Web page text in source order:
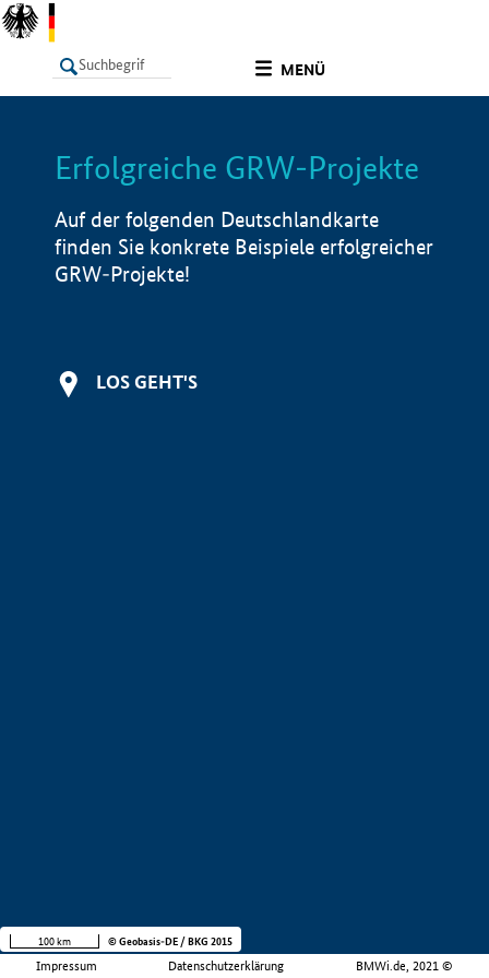
MENÜ
LISTE Info
Erfolgreiche GRW-Projekte
Auf der folgenden Deutschlandkarte
finden Sie konkrete Beispiele erfolgreicher
GRW-Projekte!
LOS GEHT'S
Impressum Datenschutzerklärung BMWi.de, 2021 ©
100 km © Geobasis-DE / BKG 2015